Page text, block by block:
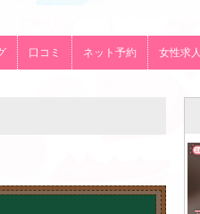
口コミ ネット予約 女性求人